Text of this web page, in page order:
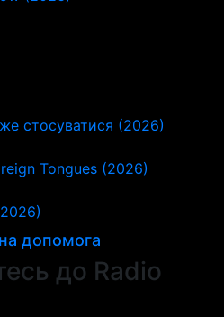
стосуватися (2026)
Tongues (2026)
допомога
до Radio